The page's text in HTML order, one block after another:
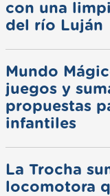
con una
del río Luján
Mundo
juegos y
propuestas
infantiles
La Trocha
locomotora